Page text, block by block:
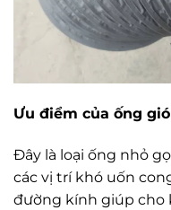
Ưu điểm của ống
Đây là loại ống nhỏ
các vị trí khó uốn
đường kính giúp cho